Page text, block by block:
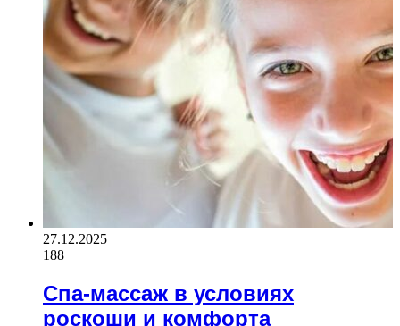
27.12.2025
188
Спа-массаж в условиях
роскоши и комфорта